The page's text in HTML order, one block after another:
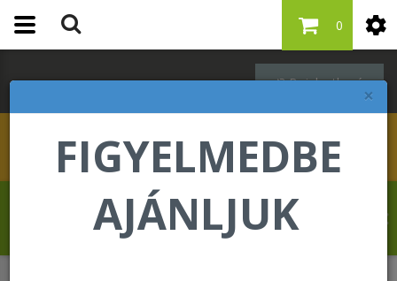
×
FIGYELMEDBE
AJÁNLJUK
Bejelentkezés
0
Szabó Regina üdvözli Önt a Forever Living
internetes áruházában!